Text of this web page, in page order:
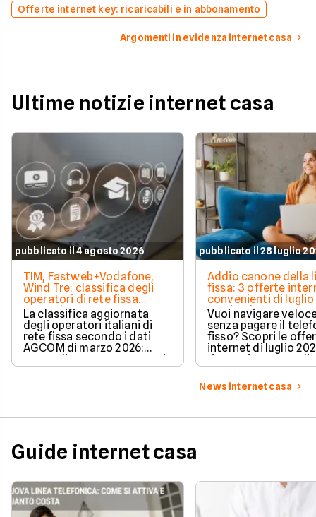
Offerte internet key: ricaricabili e in abbonamento
Argomenti in evidenza internet casa
Ultime notizie internet casa
pubblicato il 4 agosto 2026
TIM, Fastweb+Vodafone,
Wind Tre: classifica degli
operatori di rete fissa
secondo AGCOM
La classifica aggiornata
degli operatori italiani di
rete fissa secondo i dati
AGCOM di marzo 2026:
quote di mercato, sorpassi
e new entry.
pubblicato il 28 luglio
Addio canone della
fissa: 3 offerte
convenienti di luglio
partire da 19,95€
Vuoi navigare
senza pagare il
fisso? Scopri le
internet di luglio
risparmiare e
tariffa perfetta per
News internet casa
Guide internet casa